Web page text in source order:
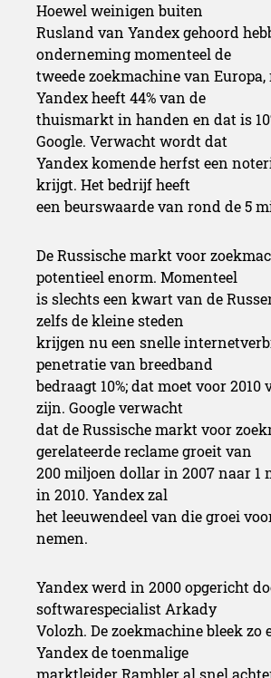
Hoewel weinigen buiten
Rusland van Yandex gehoord
onderneming momenteel de
tweede zoekmachine van Europa,
Yandex heeft 44% van de
thuismarkt in handen en dat is
Google. Verwacht wordt dat
Yandex komende herfst een
krijgt. Het bedrijf heeft
een beurswaarde van rond de 5
De Russische markt voor
potentieel enorm. Momenteel
is slechts een kwart van de
zelfs de kleine steden
krijgen nu een snelle
penetratie van breedband
bedraagt 10%; dat moet voor
zijn. Google verwacht
dat de Russische markt voor
gerelateerde reclame groeit van
200 miljoen dollar in 2007 naar 1
in 2010. Yandex zal
het leeuwendeel van die groei
nemen.
Yandex werd in 2000 opgericht
softwarespecialist Arkady
Volozh. De zoekmachine bleek zo
Yandex de toenmalige
marktleider Rambler al snel